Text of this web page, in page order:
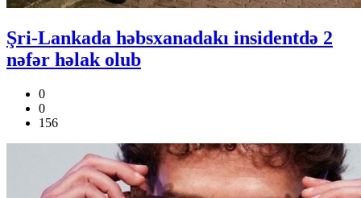
Şri-Lankada həbsxanadakı insidentdə 2
nəfər həlak olub
0
0
156